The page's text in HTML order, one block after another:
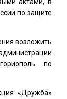
по защите
возложить
по
«Дружба»